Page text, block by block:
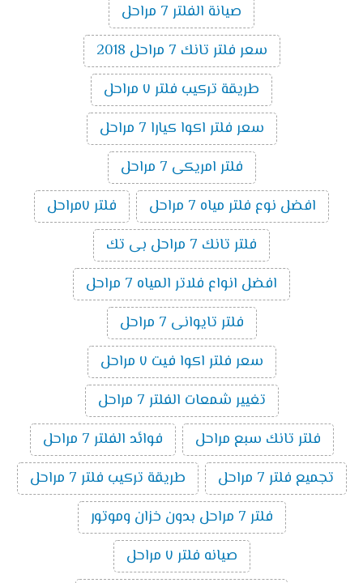
صيانة الفلتر 7 مراحل
سعر فلتر تانك 7 مراحل 2018
طريقة تركيب فلتر ٧ مراحل
سعر فلتر اكوا كيارا 7 مراحل
فلتر امريكى 7 مراحل
افضل نوع فلتر مياه 7 مراحل
فلتر ٧مراحل
فلتر تانك 7 مراحل بى تك
افضل انواع فلاتر المياه 7 مراحل
فلتر تايوانى 7 مراحل
سعر فلتر اكوا فيت ٧ مراحل
تغيير شمعات الفلتر 7 مراحل
فلتر تانك سبع مراحل
فوائد الفلتر 7 مراحل
تجميع فلتر 7 مراحل
طريقة تركيب فلتر 7 مراحل
فلتر 7 مراحل بدون خزان وموتور
صيانه فلتر ٧ مراحل